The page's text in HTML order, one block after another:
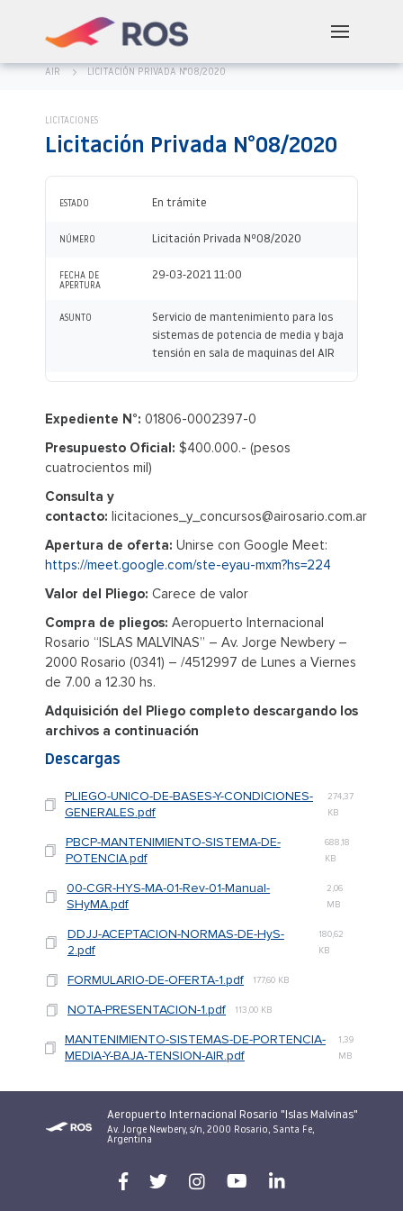
AIR LICITACIÓN PRIVADA N°08/2020
LICITACIONES
Licitación Privada N°08/2020
ESTADO En trámite
NÚMERO Licitación Privada Nº08/2020
FECHA DE
APERTURA
29-03-2021 11:00
ASUNTO
Servicio de mantenimiento para los
sistemas de potencia de media y baja
tensión en sala de maquinas del AIR
Expediente N°: 01806-0002397-0
Presupuesto Oficial: $400.000.- (pesos
cuatrocientos mil)
Consulta y
contacto: licitaciones_y_concursos@airosario.com.ar
Apertura de oferta: Unirse con Google Meet:
https://meet.google.com/ste-eyau-mxm?hs=224
Valor del Pliego: Carece de valor
Compra de pliegos: Aeropuerto Internacional
Rosario “ISLAS MALVINAS” – Av. Jorge Newbery –
2000 Rosario (0341) – /4512997 de Lunes a Viernes
de 7.00 a 12.30 hs.
Adquisición del Pliego completo descargando los
archivos a continuación
Descargas
PLIEGO-UNICO-DE-BASES-Y-CONDICIONES-
GENERALES.pdf
274,37
KB
PBCP-MANTENIMIENTO-SISTEMA-DE-
POTENCIA.pdf
688,18
KB
00-CGR-HYS-MA-01-Rev-01-Manual-
SHyMA.pdf
2,06
MB
DDJJ-ACEPTACION-NORMAS-DE-HyS-
2.pdf
180,62
KB
FORMULARIO-DE-OFERTA-1.pdf 177,60 KB
NOTA-PRESENTACION-1.pdf 113,00 KB
MANTENIMIENTO-SISTEMAS-DE-PORTENCIA-
MEDIA-Y-BAJA-TENSION-AIR.pdf
1,39
MB
Aeropuerto Internacional Rosario "Islas Malvinas"
Av. Jorge Newbery, s/n, 2000 Rosario, Santa Fe,
Argentina